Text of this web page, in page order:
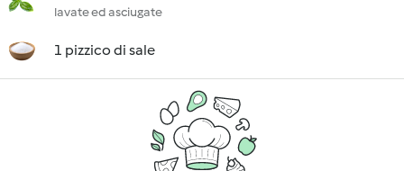
lavate ed asciugate
1 pizzico di sale